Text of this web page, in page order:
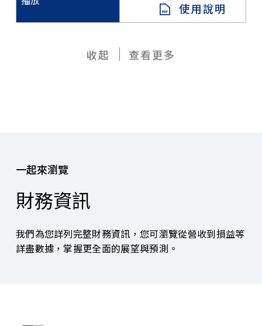
使用說明
收起 查看更多
一起來瀏覽
財務資訊
我們為您詳列完整財務資訊，您可瀏覽從營收到損益等
詳盡數據，掌握更全面的展望與預測。